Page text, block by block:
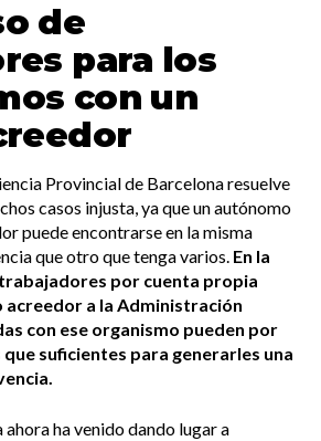
de
para los
con un
Provincial de Barcelona resuelve
casos injusta, ya que un autónomo
puede encontrarse en la misma
que otro que tenga varios. En la
por cuenta propia
acreedor a la Administración
con ese organismo pueden por
que suficientes para generarles una
ahora ha venido dando lugar a